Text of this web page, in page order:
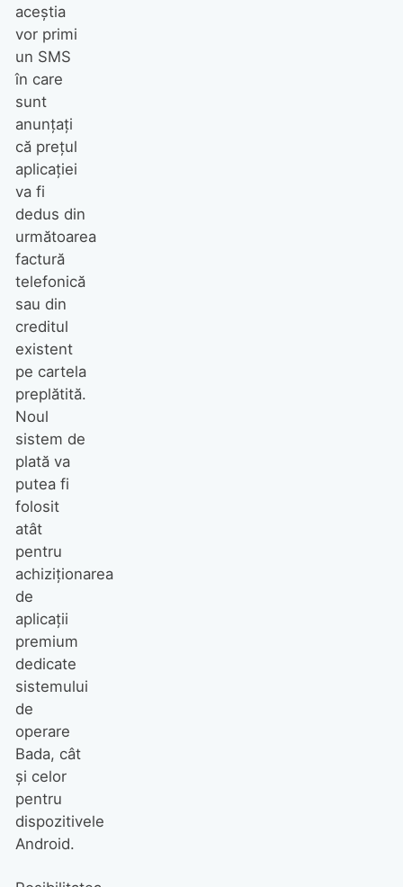
aceștia
vor primi
un SMS
în care
sunt
anunțați
că prețul
aplicației
va fi
dedus din
următoarea
factură
telefonică
sau din
creditul
existent
pe cartela
preplătită.
Noul
sistem de
plată va
putea fi
folosit
atât
pentru
achiziționarea
de
aplicații
premium
dedicate
sistemului
de
operare
Bada, cât
și celor
pentru
dispozitivele
Android.